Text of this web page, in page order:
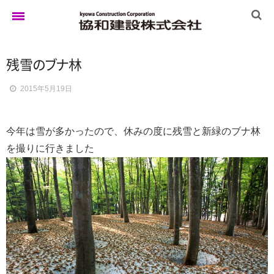
ホーム
実例集
ブログ
イベント
残雪のブナ林
2015年5月19日
今年は雪が多かったので、休みの度に残雪と新緑のブナ林
を撮りに行きました